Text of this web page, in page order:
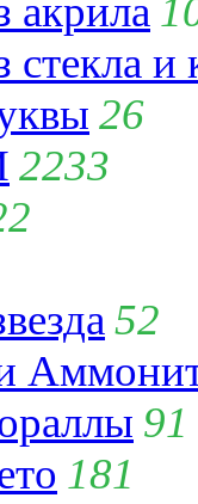
акрила
стекла и
26
2233
52
91
181